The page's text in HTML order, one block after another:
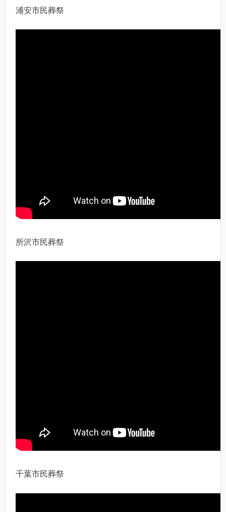
浦安市民葬祭
所沢市民葬祭
千葉市民葬祭